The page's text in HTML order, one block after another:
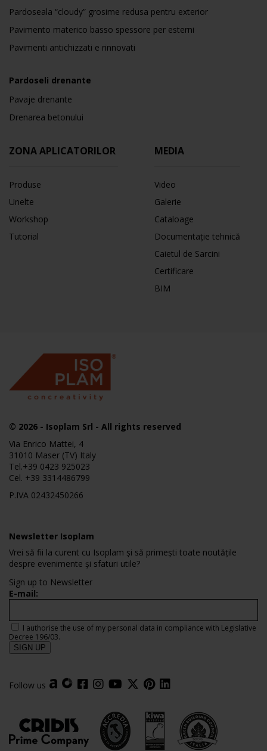
Pardoseala “cloudy” grosime redusa pentru exterior
Pavimento materico basso spessore per esterni
Pavimenti antichizzati e rinnovati
Pardoseli drenante
Pavaje drenante
Drenarea betonului
ZONA APLICATORILOR
Produse
Unelte
Workshop
Tutorial
MEDIA
Video
Galerie
Cataloage
Documentație tehnică
Caietul de Sarcini
Certificare
BIM
© 2026 - Isoplam Srl - All rights reserved
Via Enrico Mattei, 4
31010 Maser (TV) Italy
Tel.+39 0423 925023
Cel. +39 3314486799
P.IVA 02432450266
Newsletter Isoplam
Vrei să fii la curent cu Isoplam și să primești toate noutățile
despre evenimente și sfaturi utile?
Sign up to Newsletter
E-mail:
I authorise the use of my personal data in compliance with Legislative
Decree 196/03.
Follow us